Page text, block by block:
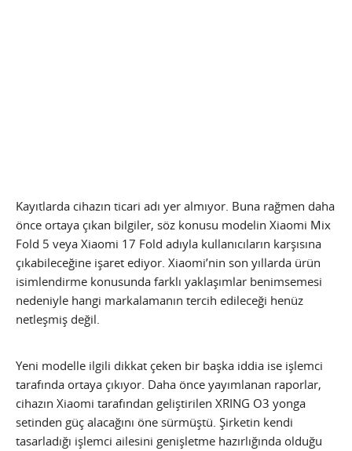
Kayıtlarda cihazın ticari adı yer almıyor. Buna rağmen daha
önce ortaya çıkan bilgiler, söz konusu modelin Xiaomi Mix
Fold 5 veya Xiaomi 17 Fold adıyla kullanıcıların karşısına
çıkabileceğine işaret ediyor. Xiaomi’nin son yıllarda ürün
isimlendirme konusunda farklı yaklaşımlar benimsemesi
nedeniyle hangi markalamanın tercih edileceği henüz
netleşmiş değil.
Yeni modelle ilgili dikkat çeken bir başka iddia ise işlemci
tarafında ortaya çıkıyor. Daha önce yayımlanan raporlar,
cihazın Xiaomi tarafından geliştirilen XRING O3 yonga
setinden güç alacağını öne sürmüştü. Şirketin kendi
tasarladığı işlemci ailesini genişletme hazırlığında olduğu